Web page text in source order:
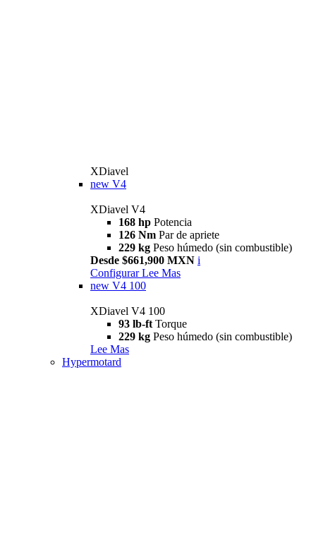
XDiavel
new V4
XDiavel V4
168 hp Potencia
126 Nm Par de apriete
229 kg Peso húmedo (sin combustible)
Desde $661,900 MXN i
Configurar Lee Mas
new V4 100
XDiavel V4 100
93 lb-ft Torque
229 kg Peso húmedo (sin combustible)
Lee Mas
Hypermotard